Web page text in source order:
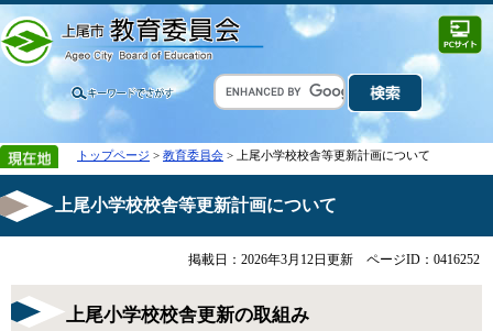
トップページ > 教育委員会 > 上尾小学校校舎等更新計画について
上尾小学校校舎等更新計画について
掲載日：2026年3月12日更新 ページID：0416252
上尾小学校校舎更新の取組み